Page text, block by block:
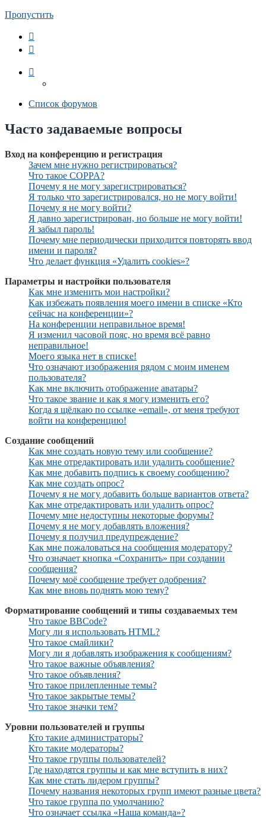
Пропустить
Список форумов
Часто задаваемые вопросы
Вход на конференцию и регистрация
Зачем мне нужно регистрироваться?
Что такое COPPA?
Почему я не могу зарегистрироваться?
Я только что зарегистрировался, но не могу войти!
Почему я не могу войти?
Я давно зарегистрирован, но больше не могу войти!
Я забыл пароль!
Почему мне периодически приходится повторять ввод
имени и пароля?
Что делает функция «Удалить cookies»?
Параметры и настройки пользователя
Как мне изменить мои настройки?
Как избежать появления моего имени в списке «Кто
сейчас на конференции»?
На конференции неправильное время!
Я изменил часовой пояс, но время всё равно
неправильное!
Моего языка нет в списке!
Что означают изображения рядом с моим именем
пользователя?
Как мне включить отображение аватары?
Что такое звание и как я могу изменить его?
Когда я щёлкаю по ссылке «email», от меня требуют
войти на конференцию!
Создание сообщений
Как мне создать новую тему или сообщение?
Как мне отредактировать или удалить сообщение?
Как мне добавить подпись к своему сообщению?
Как мне создать опрос?
Почему я не могу добавить больше вариантов ответа?
Как мне отредактировать или удалить опрос?
Почему мне недоступны некоторые форумы?
Почему я не могу добавлять вложения?
Почему я получил предупреждение?
Как мне пожаловаться на сообщения модератору?
Что означает кнопка «Сохранить» при создании
сообщения?
Почему моё сообщение требует одобрения?
Как мне вновь поднять мою тему?
Форматирование сообщений и типы создаваемых тем
Что такое BBCode?
Могу ли я использовать HTML?
Что такое смайлики?
Могу ли я добавлять изображения к сообщениям?
Что такое важные объявления?
Что такое объявления?
Что такое прилепленные темы?
Что такое закрытые темы?
Что такое значки тем?
Уровни пользователей и группы
Кто такие администраторы?
Кто такие модераторы?
Что такое группы пользователей?
Где находятся группы и как мне вступить в них?
Как мне стать лидером группы?
Почему названия некоторых групп имеют разные цвета?
Что такое группа по умолчанию?
Что означает ссылка «Наша команда»?